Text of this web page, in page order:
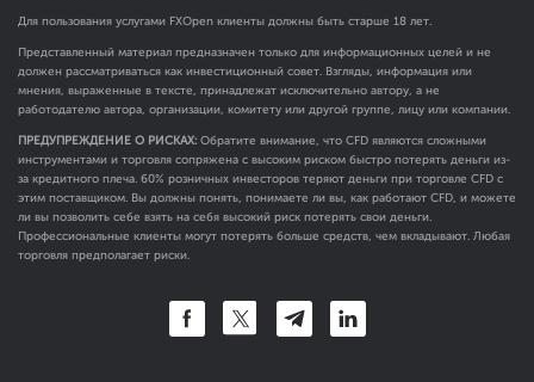
Для пользования услугами FXOpen клиенты должны быть старше 18 лет.
Представленный материал предназначен только для информационных целей и не
должен рассматриваться как инвестиционный совет. Взгляды, информация или
мнения, выраженные в тексте, принадлежат исключительно автору, а не
работодателю автора, организации, комитету или другой группе, лицу или компании.
ПРЕДУПРЕЖДЕНИЕ О РИСКАХ: Обратите внимание, что CFD являются сложными
инструментами и торговля сопряжена с высоким риском быстро потерять деньги из-
за кредитного плеча. 60% розничных инвесторов теряют деньги при торговле CFD с
этим поставщиком. Вы должны понять, понимаете ли вы, как работают CFD, и можете
ли вы позволить себе взять на себя высокий риск потерять свои деньги.
Профессиональные клиенты могут потерять больше средств, чем вкладывают. Любая
торговля предполагает риски.